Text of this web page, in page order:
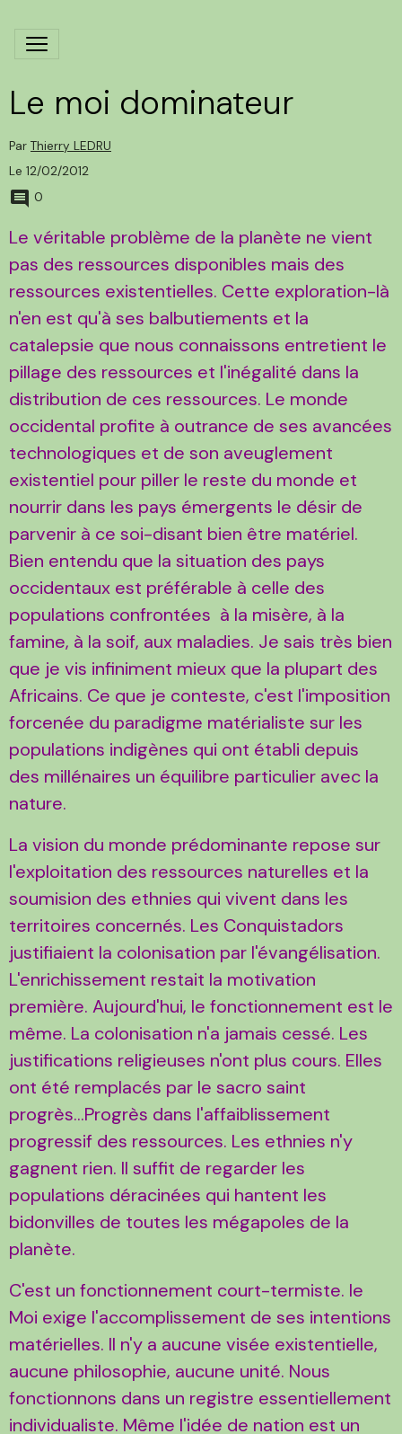
Le moi dominateur
Par Thierry LEDRU
Le 12/02/2012
0
Le véritable problème de la planète ne vient
pas des ressources disponibles mais des
ressources existentielles. Cette exploration-là
n'en est qu'à ses balbutiements et la
catalepsie que nous connaissons entretient le
pillage des ressources et l'inégalité dans la
distribution de ces ressources. Le monde
occidental profite à outrance de ses avancées
technologiques et de son aveuglement
existentiel pour piller le reste du monde et
nourrir dans les pays émergents le désir de
parvenir à ce soi-disant bien être matériel.
Bien entendu que la situation des pays
occidentaux est préférable à celle des
populations confrontées à la misère, à la
famine, à la soif, aux maladies. Je sais très bien
que je vis infiniment mieux que la plupart des
Africains. Ce que je conteste, c'est l'imposition
forcenée du paradigme matérialiste sur les
populations indigènes qui ont établi depuis
des millénaires un équilibre particulier avec la
nature.
La vision du monde prédominante repose sur
l'exploitation des ressources naturelles et la
soumision des ethnies qui vivent dans les
territoires concernés. Les Conquistadors
justifiaient la colonisation par l'évangélisation.
L'enrichissement restait la motivation
première. Aujourd'hui, le fonctionnement est le
même. La colonisation n'a jamais cessé. Les
justifications religieuses n'ont plus cours. Elles
ont été remplacés par le sacro saint
progrès...Progrès dans l'affaiblissement
progressif des ressources. Les ethnies n'y
gagnent rien. Il suffit de regarder les
populations déracinées qui hantent les
bidonvilles de toutes les mégapoles de la
planète.
C'est un fonctionnement court-termiste. le
Moi exige l'accomplissement de ses intentions
matérielles. Il n'y a aucune visée existentielle,
aucune philosophie, aucune unité. Nous
fonctionnons dans un registre essentiellement
individualiste. Même l'idée de nation est un